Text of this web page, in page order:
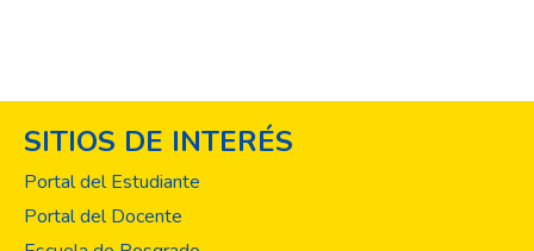
SITIOS DE INTERÉS
Portal del Estudiante
Portal del Docente